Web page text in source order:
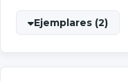
Ejemplares (2)